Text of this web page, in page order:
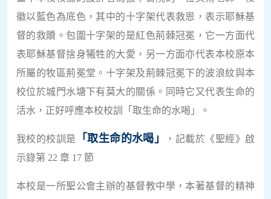
徽以藍色為底色，其中的十字架代表救恩，表示耶穌基
督的救贖。包圍十字架的是紅色荊棘冠冕，它一方面代
表耶穌基督捨身犧牲的大愛，另一方面亦代表本校原本
所屬的牧區荊冕堂。十字架及荊棘冠冕下的波浪紋與本
校位於城門水塘下有莫大的關係。同時它又代表生命的
活水，正好呼應本校校訓「取生命的水喝」。
我校的校訓是 「取生命的水喝」
，記載於《聖經》啟
示錄第 22 章 17 節
本校是一所聖公會主辦的基督教中學，本著基督的精神